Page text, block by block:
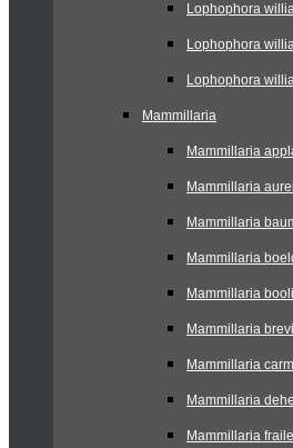
Lophophora
Lophophora
Lophophora
Mammillaria
Mammillaria
Mammillaria
Mammillaria
Mammillaria
Mammillaria
Mammillaria
Mammillaria
Mammillaria
Mammillaria